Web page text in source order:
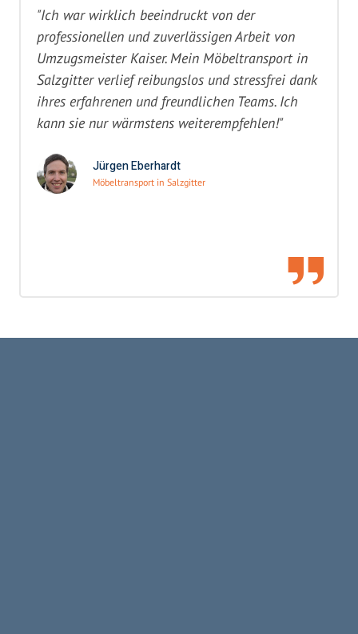
"Ich war wirklich beeindruckt von der
professionellen und zuverlässigen Arbeit von
Umzugsmeister Kaiser. Mein Möbeltransport in
Salzgitter verlief reibungslos und stressfrei dank
ihres erfahrenen und freundlichen Teams. Ich
kann sie nur wärmstens weiterempfehlen!"
Jürgen Eberhardt
Möbeltransport in Salzgitter